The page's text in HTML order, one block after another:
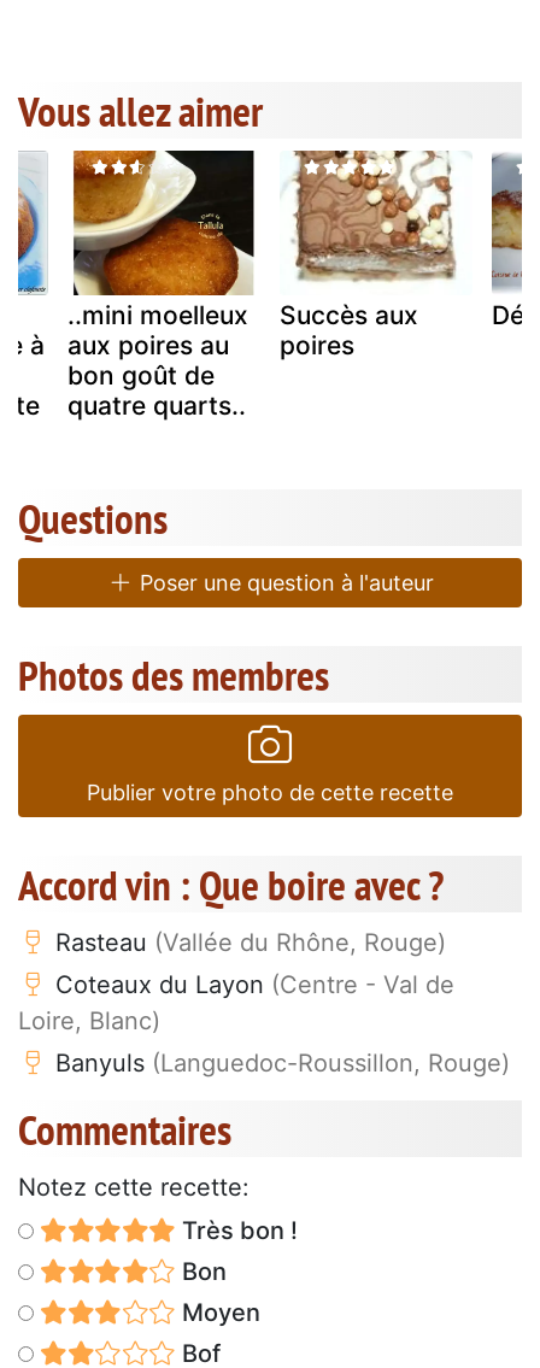
Vous allez aimer
à
..mini moelleux
aux poires au
bon goût de
quatre quarts..
Succès aux
poires
Questions
Poser une question à l'auteur
Photos des membres
Publier votre photo de cette recette
Accord vin : Que boire avec ?
Rasteau (Vallée du Rhône, Rouge)
Coteaux du Layon (Centre - Val de
Loire, Blanc)
Banyuls (Languedoc-Roussillon, Rouge)
Commentaires
Notez cette recette:
Très bon !
Bon
Moyen
Bof